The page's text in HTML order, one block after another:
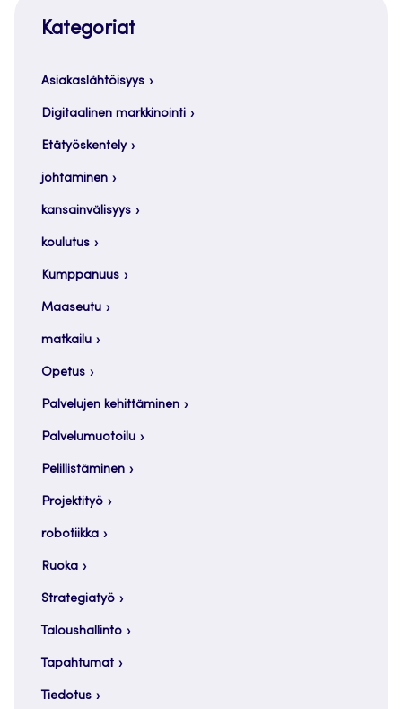
Kategoriat
Asiakaslähtöisyys
Digitaalinen markkinointi
Etätyöskentely
johtaminen
kansainvälisyys
koulutus
Kumppanuus
Maaseutu
matkailu
Opetus
Palvelujen kehittäminen
Palvelumuotoilu
Pelillistäminen
Projektityö
robotiikka
Ruoka
Strategiatyö
Taloushallinto
Tapahtumat
Tiedotus